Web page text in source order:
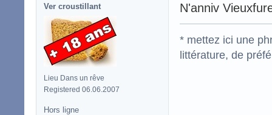
Ver croustillant
Lieu Dans un rêve
Registered 06.06.2007
N'anniv
* mettez ici une
littérature, de
Hors ligne